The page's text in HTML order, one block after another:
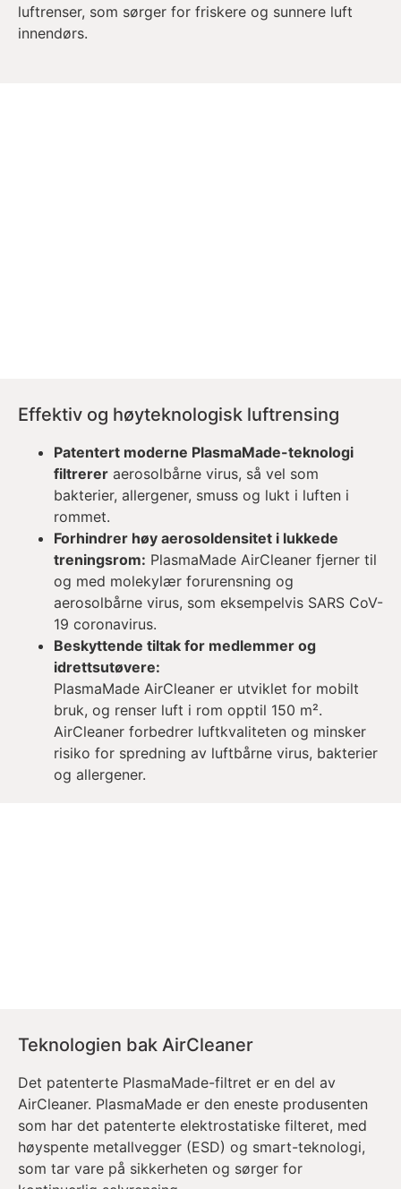
luftrenser, som sørger for friskere og sunnere luft
innendørs.
Effektiv og høyteknologisk luftrensing
Patentert moderne PlasmaMade-teknologi
filtrerer aerosolbårne virus, så vel som
bakterier, allergener, smuss og lukt i luften i
rommet.
Forhindrer høy aerosoldensitet i lukkede
treningsrom: PlasmaMade AirCleaner fjerner til
og med molekylær forurensning og
aerosolbårne virus, som eksempelvis SARS CoV-
19 coronavirus.
Beskyttende tiltak for medlemmer og
idrettsutøvere:
PlasmaMade AirCleaner er utviklet for mobilt
bruk, og renser luft i rom opptil 150 m².
AirCleaner forbedrer luftkvaliteten og minsker
risiko for spredning av luftbårne virus, bakterier
og allergener.
Teknologien bak AirCleaner
Det patenterte PlasmaMade-filtret er en del av
AirCleaner. PlasmaMade er den eneste produsenten
som har det patenterte elektrostatiske filteret, med
høyspente metallvegger (ESD) og smart-teknologi,
som tar vare på sikkerheten og sørger for